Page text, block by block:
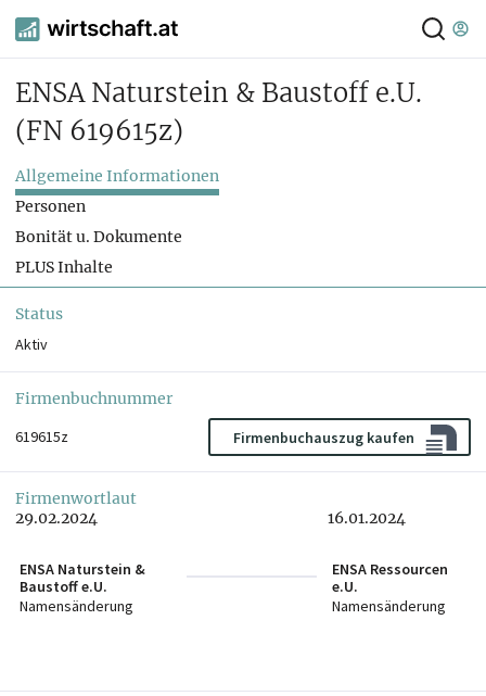
ENSA Naturstein & Baustoff e.U.
(FN 619615z)
Allgemeine Informationen
Personen
Bonität u. Dokumente
PLUS Inhalte
Status
Aktiv
Firmenbuchnummer
619615z
Firmenbuchauszug kaufen
Firmenwortlaut
29.02.2024
ENSA Naturstein &
Baustoff e.U.
Namensänderung
16.01.2024
ENSA Ressourcen
e.U.
Namensänderung